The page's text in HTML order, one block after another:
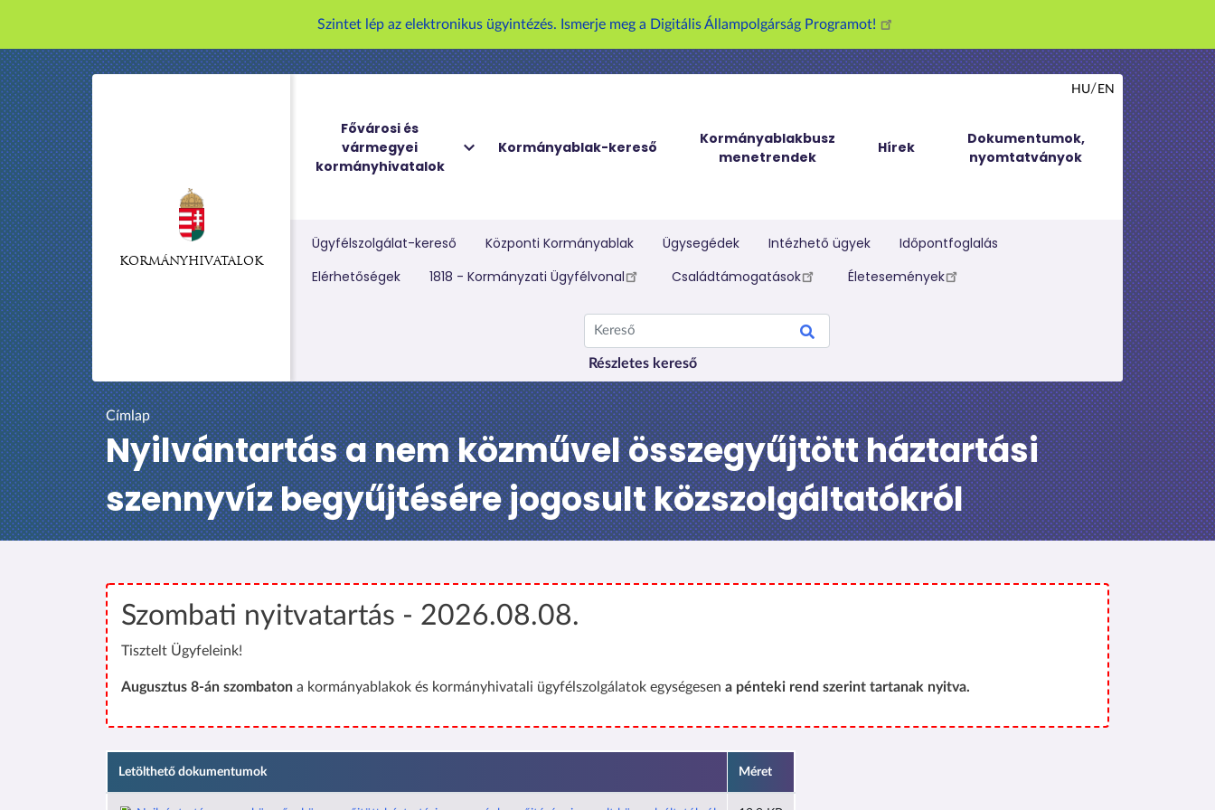
r
t
a
o
r
a
Szintet lép az elektronikus ügyintézés. Ismerje meg a Digitális Állampolgárság Programot!
KORMÁNYHIVATALOK
Fővárosi és
vármegyei
kormányhivatalok
Kormányablak-kereső
Kormányablakbusz
menetrendek
Hírek
Dokumentumok,
nyomtatványok
HU EN
Kereső melletti menü
Ügyfélszolgálat-kereső Központi Kormányablak Ügysegédek Intézhető ügyek
Időpontfoglalás
Elérhetőségek
1818 - Kormányzati Ügyfélvonal Családtámogatások Életesemények
Kereső
Részletes kereső
Címlap
Nyilvántartás a nem közművel összegyűjtött háztartási
szennyvíz begyűjtésére jogosult közszolgáltatókról
Szombati nyitvatartás - 2026.08.08.
Tisztelt Ügyfeleink!
Augusztus 8-án szombaton a kormányablakok és kormányhivatali ügyfélszolgálatok egységesen a pénteki rend szerint tartanak nyitva.
Letölthető dokumentumok Méret